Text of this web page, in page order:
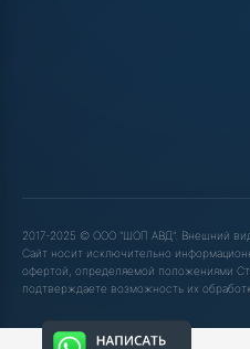
2017-2025 © ООО "ШОП АВД". Внешний вид
Сайт носит исключительно
офертой, определяемой положениями
подтверждаете возможность их